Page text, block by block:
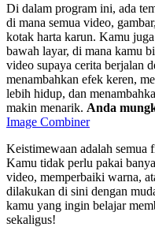
Di dalam program ini, ada
di mana semua video,
kotak harta karun. Kamu
bawah layar, di mana kamu
video supaya cerita berjalan
menambahkan efek keren,
lebih hidup, dan
makin menarik. Anda
Image Combiner
Keistimewaan adalah semua
Kamu tidak perlu pakai
video, memperbaiki warna,
dilakukan di sini dengan
kamu yang ingin belajar
sekaligus!